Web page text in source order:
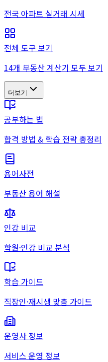
전국 아파트 실거래 시세
전체 도구 보기
14개 부동산 계산기 모두 보기
더보기
공부하는 법
합격 방법 & 학습 전략 총정리
용어사전
부동산 용어 해설
인강 비교
학원·인강 비교 분석
학습 가이드
직장인·재시생 맞춤 가이드
운영사 정보
서비스 운영 정보